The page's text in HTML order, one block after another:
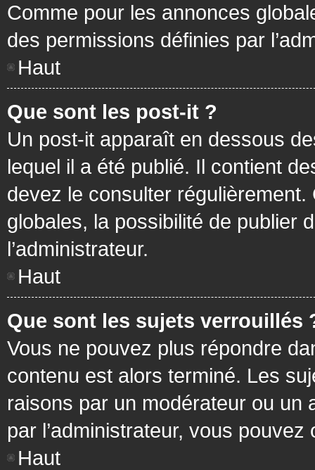
Comme pour les annonces
des permissions définies par
Haut
Que sont les post-it ?
Un post-it apparaît en dessous
lequel il a été publié. Il contient
devez le consulter
globales, la possibilité de publier
l’administrateur.
Haut
Que sont les sujets verrouillés
Vous ne pouvez plus répondre
contenu est alors terminé. Les
raisons par un modérateur ou un
par l’administrateur, vous
Haut